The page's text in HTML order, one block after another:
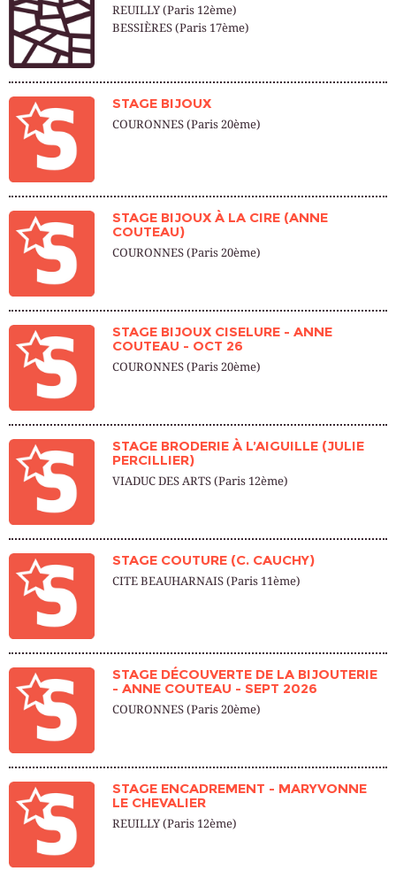
STAGE BIJOUX
COURONNES (Paris 20ème)
STAGE BIJOUX À LA CIRE (ANNE
COUTEAU)
COURONNES (Paris 20ème)
STAGE BIJOUX CISELURE - ANNE
COUTEAU - OCT 26
COURONNES (Paris 20ème)
STAGE BRODERIE À L’AIGUILLE (JULIE
PERCILLIER)
VIADUC DES ARTS (Paris 12ème)
STAGE COUTURE (C. CAUCHY)
CITE BEAUHARNAIS (Paris 11ème)
STAGE DÉCOUVERTE DE LA BIJOUTERIE
- ANNE COUTEAU - SEPT 2026
COURONNES (Paris 20ème)
STAGE ENCADREMENT - MARYVONNE
LE CHEVALIER
REUILLY (Paris 12ème)
REUILLY (Paris 12ème)
BESSIÈRES (Paris 17ème)